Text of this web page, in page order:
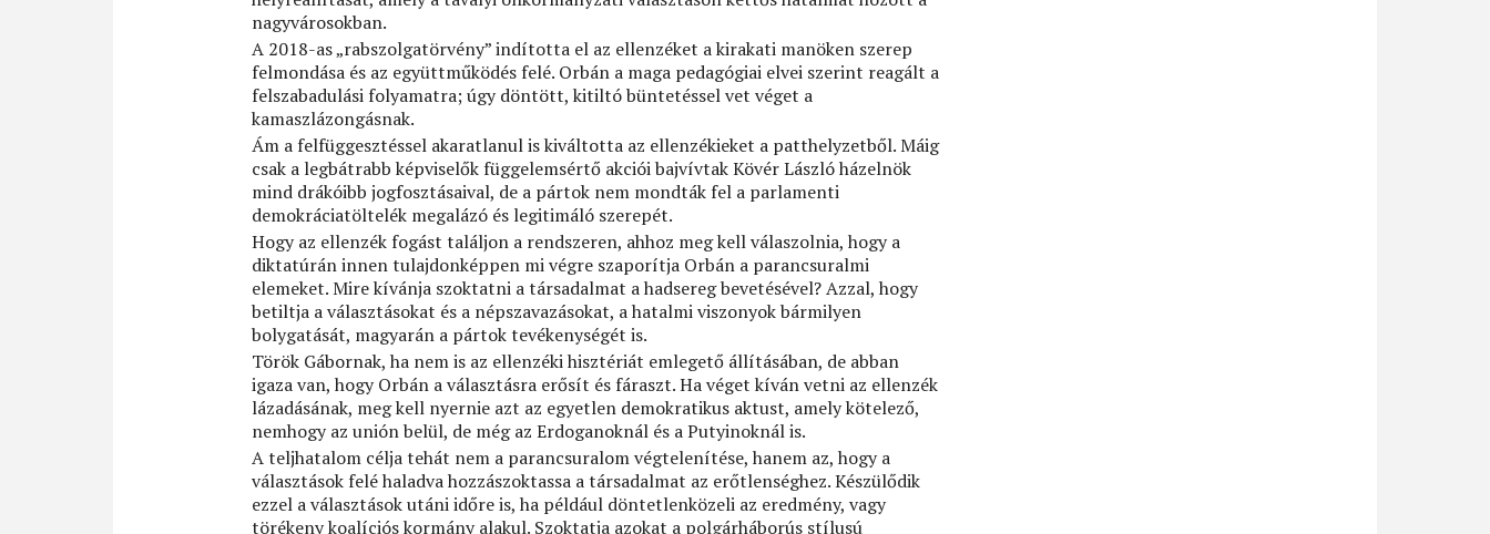
nagyvárosokban.
A 2018-as „rabszolgatörvény” indította el az ellenzéket a kirakati manöken szerep
felmondása és az együttműködés felé. Orbán a maga pedagógiai elvei szerint reagált a
felszabadulási folyamatra; úgy döntött, kitiltó büntetéssel vet véget a
kamaszlázongásnak.
Ám a felfüggesztéssel akaratlanul is kiváltotta az ellenzékieket a patthelyzetből. Máig
csak a legbátrabb képviselők függelemsértő akciói bajvívtak Kövér László házelnök
mind drákóibb jogfosztásaival, de a pártok nem mondták fel a parlamenti
demokráciatöltelék megalázó és legitimáló szerepét.
Hogy az ellenzék fogást találjon a rendszeren, ahhoz meg kell válaszolnia, hogy a
diktatúrán innen tulajdonképpen mi végre szaporítja Orbán a parancsuralmi
elemeket. Mire kívánja szoktatni a társadalmat a hadsereg bevetésével? Azzal, hogy
betiltja a választásokat és a népszavazásokat, a hatalmi viszonyok bármilyen
bolygatását, magyarán a pártok tevékenységét is.
Török Gábornak, ha nem is az ellenzéki hisztériát emlegető állításában, de abban
igaza van, hogy Orbán a választásra erősít és fáraszt. Ha véget kíván vetni az ellenzék
lázadásának, meg kell nyernie azt az egyetlen demokratikus aktust, amely kötelező,
nemhogy az unión belül, de még az Erdoganoknál és a Putyinoknál is.
A teljhatalom célja tehát nem a parancsuralom végtelenítése, hanem az, hogy a
választások felé haladva hozzászoktassa a társadalmat az erőtlenséghez. Készülődik
ezzel a választások utáni időre is, ha például döntetlenközeli az eredmény, vagy
törékeny koalíciós kormány alakul. Szoktatja azokat a polgárháborús stílusú